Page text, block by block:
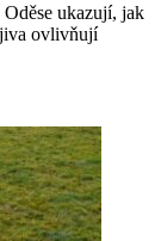
ukazují, jak
ovlivňují